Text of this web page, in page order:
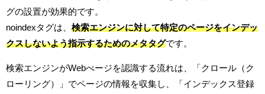
グの設置が効果的です。
noindexタグは、 検索エンジンに対して特定のページをインデッ
クスしないよう指示するためのメタタグです。
検索エンジンがWebべージを認識する流れは、「クロール（ク
ローリング）」でページの情報を収集し、「インデックス登録